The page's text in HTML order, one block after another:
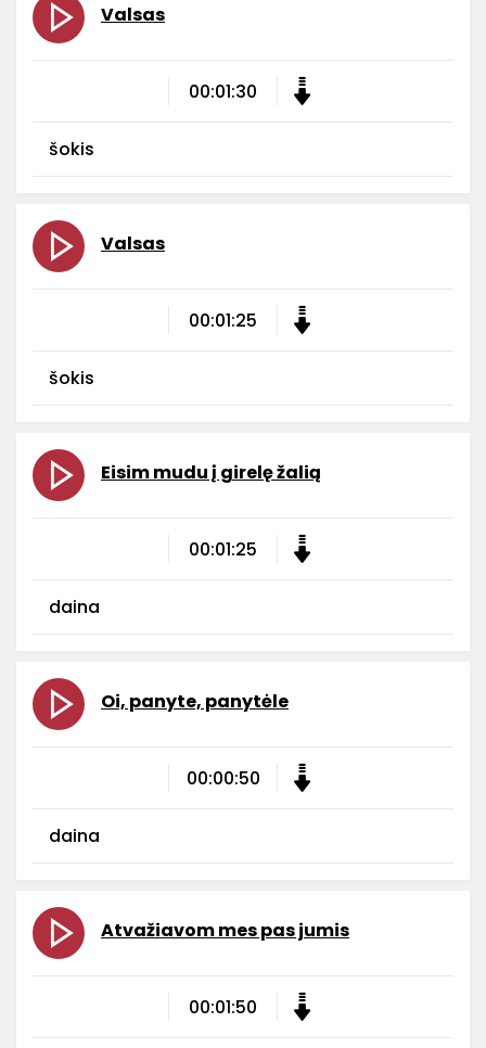
Valsas
00:01:30
šokis
Valsas
00:01:25
šokis
Eisim mudu į girelę žalią
00:01:25
daina
Oi, panyte, panytėle
00:00:50
daina
Atvažiavom mes pas jumis
00:01:50